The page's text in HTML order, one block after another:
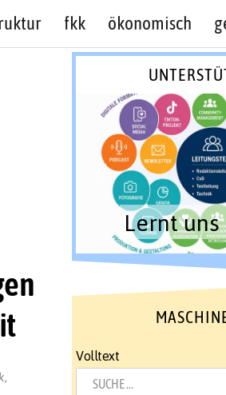
fkk ökonomisch
Lernt
Volltext